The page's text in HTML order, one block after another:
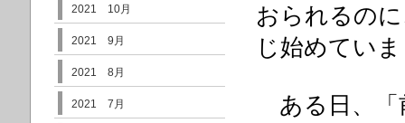
おられるの
じ始めてい
ある日、「
2021 10月
2021 9月
2021 8月
2021 7月